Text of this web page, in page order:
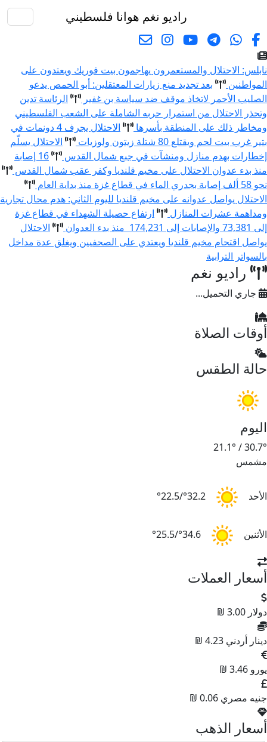
راديو نغم هوانا فلسطيني
نابلس: الاحتلال والمستعمرون يهاجمون بيت فوريك ويعتدون على
المواطنين
بعد تجديد منع زيارات المعتقلين: أبو الحمص يدعو
الصليب الأحمر لاتخاذ موقف ضد سياسة بن غفير
الرئاسة تدين
وتحذر الاحتلال من استمرار حربه الشاملة على الشعب الفلسطيني
ومخاطر ذلك على المنطقة بأسرها
الاحتلال يجرف 4 دونمات في
بتير غرب بيت لحم ويقتلع 80 شتلة زيتون ولوزيات
الاحتلال يسلّم
إخطارات بهدم منازل ومنشآت في جبع شمال القدس
16 إصابة
منذ بدء عدوان الاحتلال على مخيم قلنديا وكفر عقب شمال القدس
نحو 58 ألف إصابة بجدري الماء في قطاع غزة منذ بداية العام
الاحتلال يواصل عدوانه على مخيم قلنديا لليوم الثاني: هدم محال تجارية
ومداهمة عشرات المنازل
ارتفاع حصيلة الشهداء في قطاع غزة
إلى 73,381 والإصابات إلى 174,231 منذ بدء العدوان
الاحتلال
يواصل اقتحام مخيم قلنديا ويعتدي على الصحفيين ويغلق عدة مداخل
بالسواتر الترابية
راديو نغم
جاري التحميل...
أوقات الصلاة
حالة الطقس
اليوم
30.7°
/
21.1°
مشمس
الأحد 32.2°/22.5°
الأثنين 34.6°/25.5°
أسعار العملات
دولار 3.00 ₪
دينار أردني 4.23 ₪
يورو 3.46 ₪
جنيه مصري 0.06 ₪
أسعار الذهب